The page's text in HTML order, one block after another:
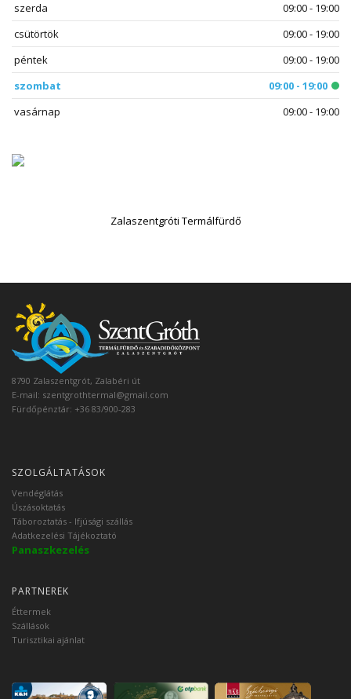
szerda
09:00 - 19:00
csütörtök
09:00 - 19:00
péntek
09:00 - 19:00
szombat
09:00 - 19:00
vasárnap
09:00 - 19:00
Zalaszentgróti Termálfürdő
8790 Zalaszentgrót, Zalabéri út
E-mail: szentgrothtermal@gmail.com
Fürdőpénztár: +36 83/900-283
SZOLGÁLTATÁSOK
Vendéglátás
Úszásoktatás
Táboroztatás - Ifjúsági szállás
Adatkezelési Tájékoztató
Panaszkezelés
PARTNEREK
Éttermek
Szállások
Turisztikai ajánlat